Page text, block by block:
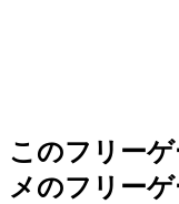
このフリー
メのフリー